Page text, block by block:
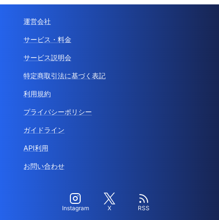
運営会社
サービス・料金
サービス説明会
特定商取引法に基づく表記
利用規約
プライバシーポリシー
ガイドライン
API利用
お問い合わせ
Instagram X RSS